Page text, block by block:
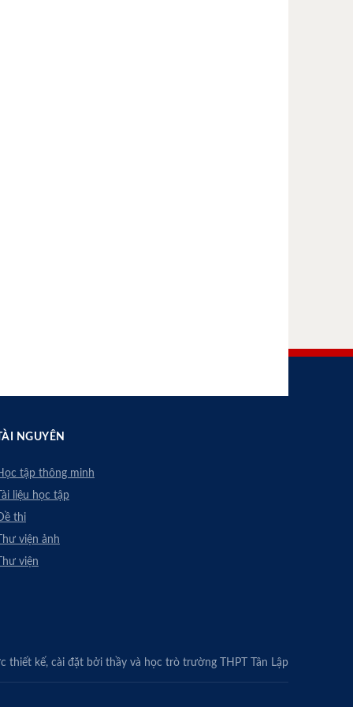
TÀI NGUYÊN
tập thông minh
Tài liệu học tập
thi
Thư viện ảnh
Thư viện
thiết kế, cài đặt bởi thầy và học trò trường THPT Tân Lập